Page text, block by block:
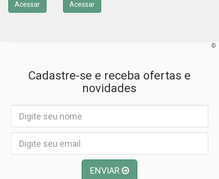
Acessar Acessar
Cadastre-se e receba ofertas e
novidades
ENVIAR
©